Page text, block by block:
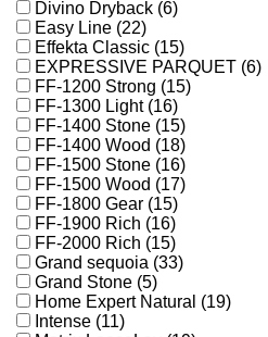
Divino Dryback (6)
Easy Line (22)
Effekta Classic (15)
EXPRESSIVE PARQUET (6)
FF-1200 Strong (15)
FF-1300 Light (16)
FF-1400 Stone (15)
FF-1400 Wood (18)
FF-1500 Stone (16)
FF-1500 Wood (17)
FF-1800 Gear (15)
FF-1900 Rich (16)
FF-2000 Rich (15)
Grand sequoia (33)
Grand Stone (5)
Home Expert Natural (19)
Intense (11)